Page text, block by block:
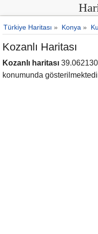
Türkiye Haritası » Konya »
Kozanlı Haritası
Kozanlı haritası
konumunda